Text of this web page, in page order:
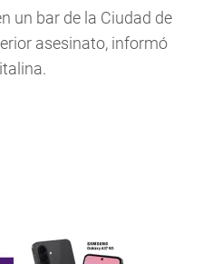
un bar de la Ciudad de
asesinato, informó